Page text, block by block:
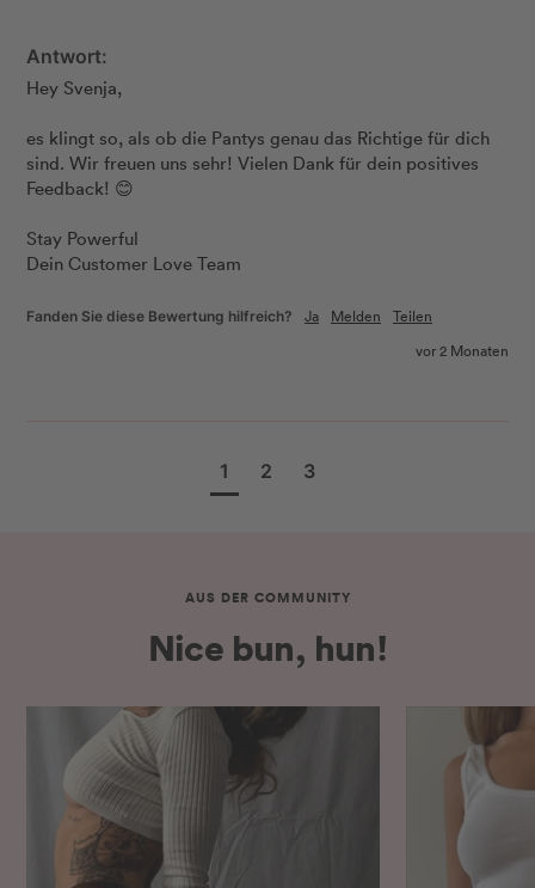
Antwort:
Hey Svenja,
es klingt so, als ob die Pantys genau das Richtige für dich
sind. Wir freuen uns sehr! Vielen Dank für dein positives
Feedback! 😊
Stay Powerful
Dein Customer Love Team
Fanden Sie diese Bewertung hilfreich? Ja Melden
Teilen
vor 2 Monaten
1 2 3
AUS DER COMMUNITY
Nice bun, hun!